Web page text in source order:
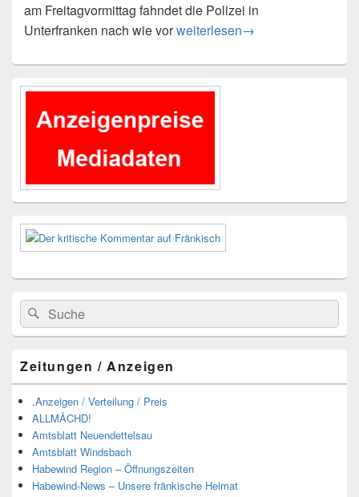
am Freitagvormittag fahndet die Polizei in
Unterfranken nach wie vorÖffentlichkeitsfahndung nach
weiterlesen→
Primärer
Widgetbereich
Suchen
nach:
Suchen
Zeitungen / Anzeigen
.Anzeigen / Verteilung / Preis
ALLMÄCHD!
Amtsblatt Neuendettelsau
Amtsblatt Windsbach
Habewind Region – Öffnungszeiten
Habewind-News – Unsere fränkische Heimat